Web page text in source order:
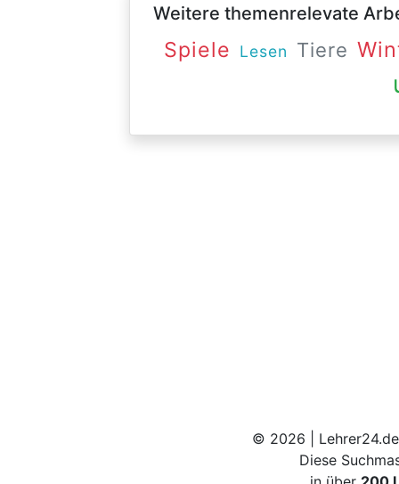
Weitere themenrelevate
Spiele Lesen Tiere
© 2026 |
Diese